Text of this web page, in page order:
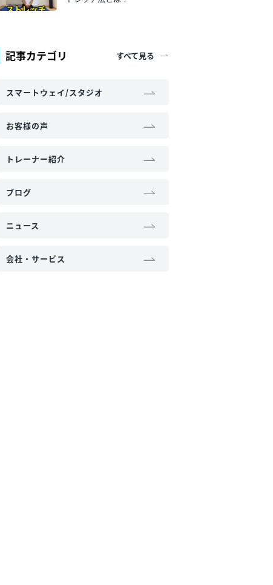
記事カテゴリ すべて見る
スマートウェイ/スタジオ
お客様の声
トレーナー紹介
ブログ
ニュース
会社・サービス